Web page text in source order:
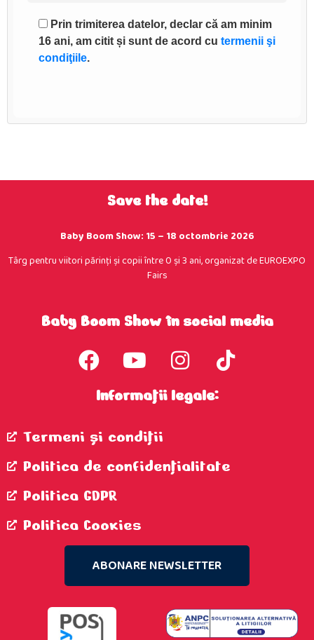
Prin trimiterea datelor, declar că am minim
16 ani, am citit și sunt de acord cu termenii şi
condiţiile.
Save the date!
Baby Boom Show: 15 – 18 octombrie 2026
Târg pentru viitori părinţi şi copii între 0 şi 3 ani, organizat de EUROEXPO
Fairs
Baby Boom Show în social media
Informații legale:
Termeni şi condiţii
Politica de confidenţialitate
Politica GDPR
Politica Cookies
ABONARE NEWSLETTER